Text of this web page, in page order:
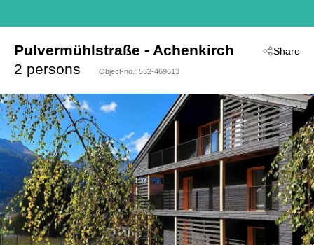
Share
Pulvermühlstraße
- 6215
- Achenkirch
2 persons
Object-no.: 532-469613